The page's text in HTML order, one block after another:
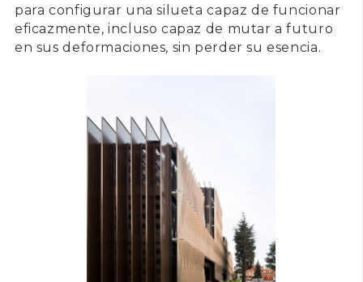
para configurar una silueta capaz de funcionar
eficazmente, incluso capaz de mutar a futuro
en sus deformaciones, sin perder su esencia.